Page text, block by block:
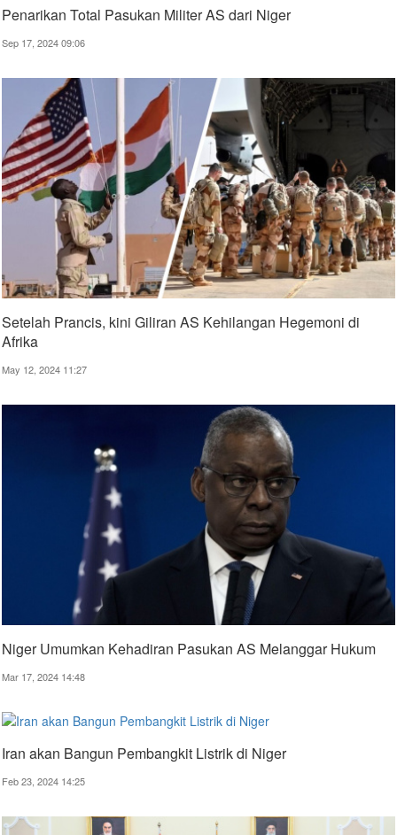
Penarikan Total Pasukan Militer AS dari Niger
Sep 17, 2024 09:06
Setelah Prancis, kini Giliran AS Kehilangan Hegemoni di
Afrika
May 12, 2024 11:27
Niger Umumkan Kehadiran Pasukan AS Melanggar Hukum
Mar 17, 2024 14:48
Iran akan Bangun Pembangkit Listrik di Niger
Feb 23, 2024 14:25